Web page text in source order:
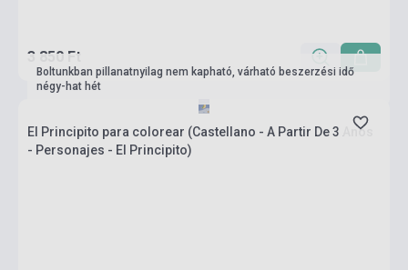
3 850 Ft
Boltunkban pillanatnyilag nem kapható, várható beszerzési idő
négy-hat hét
El Principito para colorear (Castellano - A Partir De 3 Anos
- Personajes - El Principito)